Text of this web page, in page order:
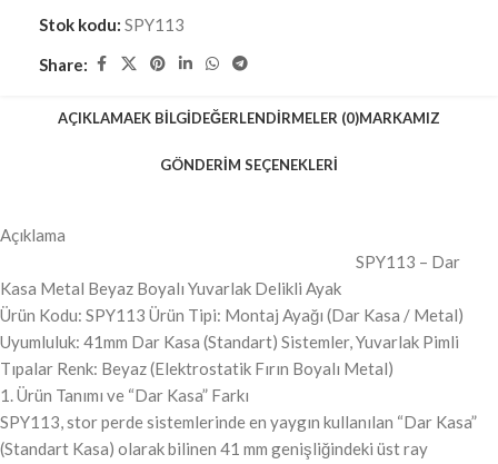
Stok kodu: SPY113
Share:
AÇIKLAMAEK BILGIDEĞERLENDIRMELER (0)MARKAMIZ
GÖNDERIM SEÇENEKLERI
Açıklama
SPY113 – Dar
Kasa Metal Beyaz Boyalı Yuvarlak Delikli Ayak
Ürün Kodu: SPY113 Ürün Tipi: Montaj Ayağı (Dar Kasa / Metal)
Uyumluluk: 41mm Dar Kasa (Standart) Sistemler, Yuvarlak Pimli
Tıpalar Renk: Beyaz (Elektrostatik Fırın Boyalı Metal)
1. Ürün Tanımı ve “Dar Kasa” Farkı
SPY113, stor perde sistemlerinde en yaygın kullanılan “Dar Kasa”
(Standart Kasa) olarak bilinen 41 mm genişliğindeki üst ray